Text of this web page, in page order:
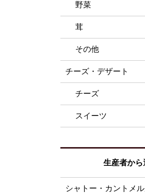
野菜
茸
その他
チーズ・デザート
チーズ
スイーツ
生産者から
シャトー・カントメ